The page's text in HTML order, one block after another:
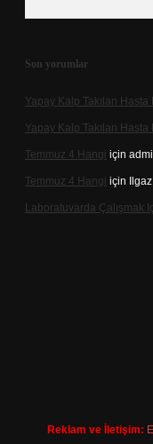
Son yorumlar
Yapay Kalp Takılan Hasta
Yapay Kalp Takılan Hasta
Temmuz 4 Hangi için
Temmuz 4 Hangi için Ilgaz
Laboratuvarda Çalışmak
Reklam ve İletişim: